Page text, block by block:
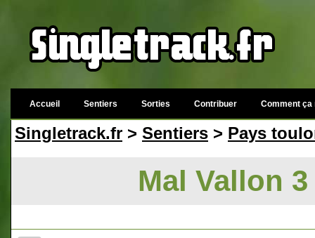
Accueil Sentiers Sorties Contribuer Comment ça
Singletrack.fr > Sentiers > Pays
Mal Vallon